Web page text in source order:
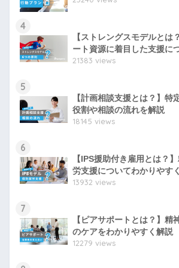
4
【ストレングスモデルとは
ート資源に着目した支援に
21383 views
5
【計画相談支援とは？】特
役割や相談の流れを解説
18145 views
6
【IPS援助付き雇用とは？
労支援についてわかりやす
13932 views
7
【ピアサポートとは？】精
のケアをわかりやすく解説
12279 views